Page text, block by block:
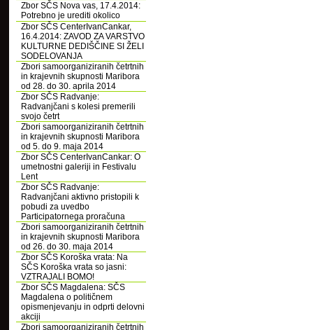
Zbor SČS Nova vas, 17.4.2014:
Potrebno je urediti okolico
Zbor SČS CenterIvanCankar,
16.4.2014: ZAVOD ZA VARSTVO
KULTURNE DEDIŠČINE SI ŽELI
SODELOVANJA
Zbori samoorganiziranih četrtnih
in krajevnih skupnosti Maribora
od 28. do 30. aprila 2014
Zbor SČS Radvanje:
Radvanjčani s kolesi premerili
svojo četrt
Zbori samoorganiziranih četrtnih
in krajevnih skupnosti Maribora
od 5. do 9. maja 2014
Zbor SČS CenterIvanCankar: O
umetnostni galeriji in Festivalu
Lent
Zbor SČS Radvanje:
Radvanjčani aktivno pristopili k
pobudi za uvedbo
Participatornega proračuna
Zbori samoorganiziranih četrtnih
in krajevnih skupnosti Maribora
od 26. do 30. maja 2014
Zbor SČS Koroška vrata: Na
SČS Koroška vrata so jasni:
VZTRAJALI BOMO!
Zbor SČS Magdalena: SČS
Magdalena o političnem
opismenjevanju in odprti delovni
akciji
Zbori samoorganiziranih četrtnih